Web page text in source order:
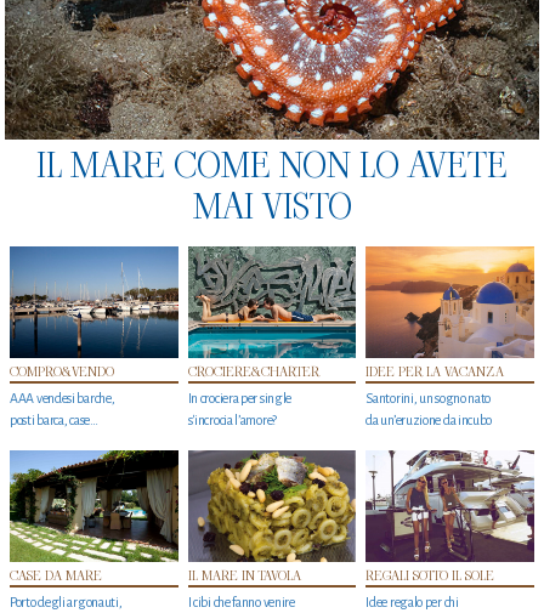
IL MARE COME NON LO AVETE
MAI VISTO
COMPRO&VENDO
AAA vendesi barche,
posti barca, case…
CROCIERE&CHARTER
In crociera per single
s'incrocia l’amore?
IDEE PER LA VACANZA
Santorini, un sogno nato
da un’eruzione da incubo
CASE DA MARE
Porto degli argonauti,
IL MARE IN TAVOLA
I cibi che fanno venire
REGALI SOTTO IL SOLE
Idee regalo per chi